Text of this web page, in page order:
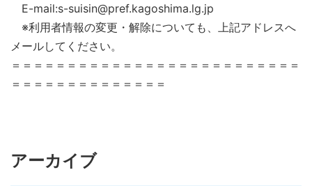
E-mail:s-suisin@pref.kagoshima.lg.jp
※利用者情報の変更・解除についても、上記アドレスへ
メールしてください。
＝＝＝＝＝＝＝＝＝＝＝＝＝＝＝＝＝＝＝＝＝＝＝＝＝＝
＝＝＝＝＝＝＝＝＝＝＝＝＝＝
アーカイブ